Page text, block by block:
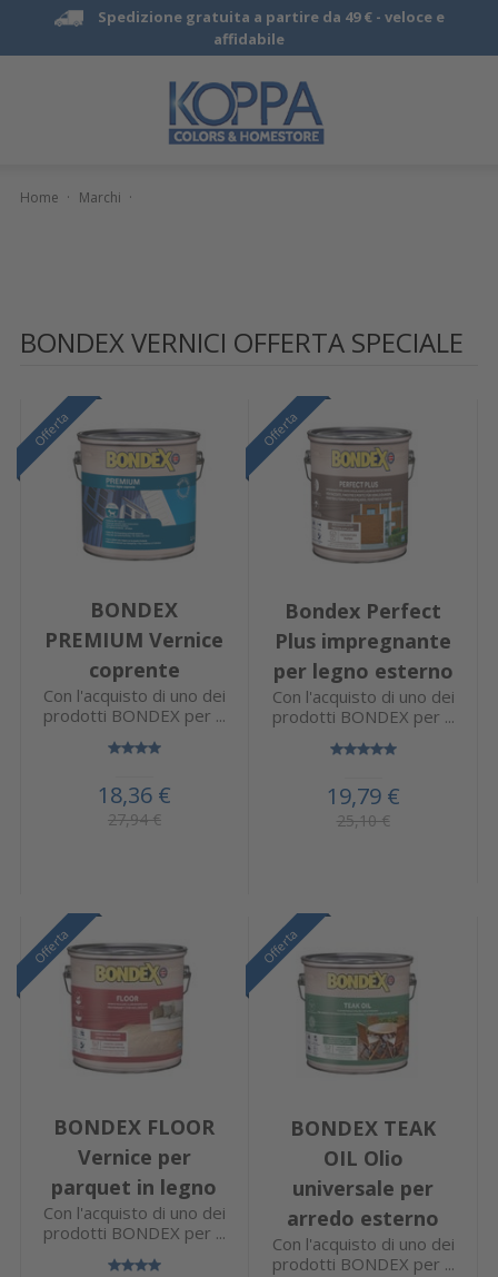
Spedizione gratuita a partire da 49 € - veloce e
affidabile
Home · Marchi ·
BONDEX VERNICI OFFERTA SPECIALE
Offerta
BONDEX
PREMIUM Vernice
coprente
Con l'acquisto di uno dei
prodotti BONDEX per ...
18,36 €
27,94 €
Offerta
Bondex Perfect
Plus impregnante
per legno esterno
Con l'acquisto di uno dei
prodotti BONDEX per ...
19,79 €
25,10 €
Offerta
BONDEX FLOOR
Vernice per
parquet in legno
Con l'acquisto di uno dei
prodotti BONDEX per ...
Offerta
BONDEX TEAK
OIL Olio
universale per
arredo esterno
Con l'acquisto di uno dei
prodotti BONDEX per ...